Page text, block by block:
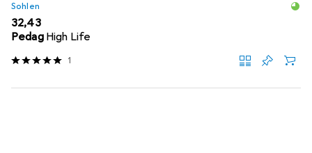
Sohlen
EUR
32,43
Pedag High Life
1